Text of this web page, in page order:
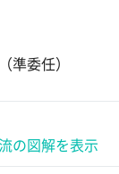
準委任）
の図解を表示